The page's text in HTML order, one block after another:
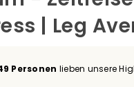
| Leg
Personen lieben unsere